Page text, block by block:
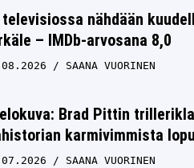
televisiossa nähdään
– IMDb-arvosana 8,0
SAANA VUORINEN
Brad Pittin
karmivimmista
SAANA VUORINEN